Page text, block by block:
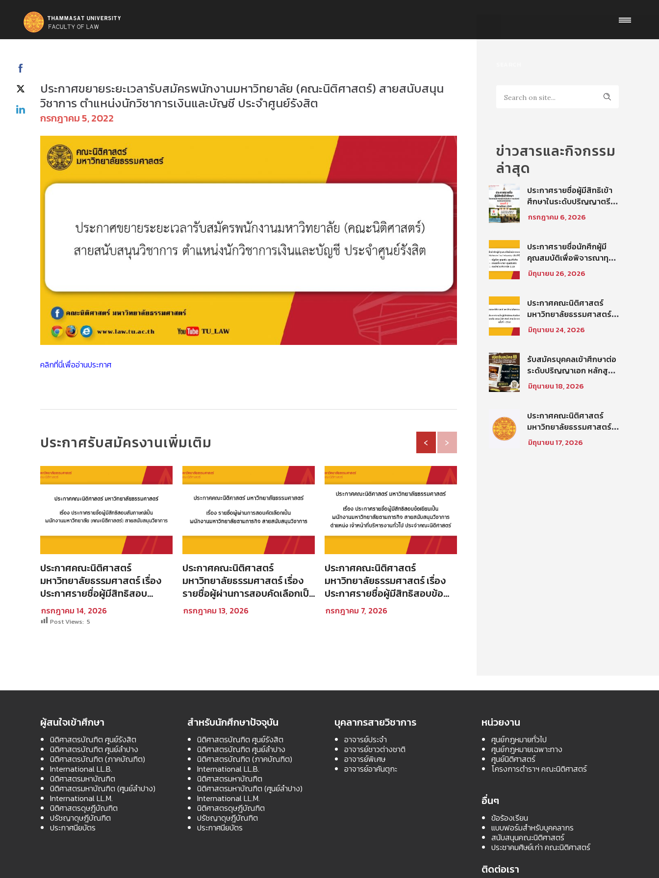
ประกาศขยายระยะเวลารับสมัครพนักงานมหาวิทยาลัย (คณะนิติศาสตร์) สายสนับสนุน
วิชาการ ตำแหน่งนักวิชาการเงินและบัญชี ประจำศูนย์รังสิต
กรกฎาคม 5, 2022
คลิกที่นี่เพื่ออ่านประกาศ
ประกาศรับสมัครงานเพิ่มเติม
ประกาศคณะนิติศาสตร์
มหาวิทยาลัยธรรมศาสตร์ เรื่อง
ประกาศรายชื่อผู้มีสิทธิสอบ
สัมภาษณ์เป็น พนักงาน
มหาวิทยาลัย (คณะนิติศาสตร์)
กรกฎาคม 14, 2026
ประกาศคณะนิติศาสตร์
มหาวิทยาลัยธรรมศาสตร์ เรื่อง
รายชื่อผู้ผ่านการสอบคัดเลือกเป็น
พนักงานมหาวิทยาลัยตามภารกิจ
สายสนับสนุนวิชาการ
กรกฎาคม 13, 2026
ประกาศคณะนิติศาสตร์
มหาวิทยาลัยธรรมศาสตร์ เรื่อง
ประกาศรายชื่อผู้มีสิทธิสอบข้อ
เขียนเป็นพนักงานมหาวิทยาลัย
ตามภารกิจ สายสนับสนุนวิชาการ
กรกฎาคม 7, 2026
‹ ›
Post Views: 5
ข่าวสารและกิจกรรม
ล่าสุด
ประกาศรายชื่อผู้มีสิทธิเข้า
ศึกษาในระดับปริญญาตรี
โครงการนิติศาสตร์ภาค
บัณฑิต ท่าพระจันทร์ คณะ
ธรรมศาสตร์ ปีการศึกษา
2569 รอบที่ 2
กรกฎาคม 6, 2026
ประกาศรายชื่อนักศึกผู้มี
คุณสมบัติเพื่อพิจารณาทุน
โครงการ Thammasat–
Baker McKenzie Tax
ศึกษา 2569
มิถุนายน 26, 2026
ประกาศคณะนิติศาสตร์
มหาวิทยาลัยธรรมศาสตร์
เรื่อง ประกาศรายชื่อผู้มี
สิทธิสอบคัดเลือกให้เป็น
นิติศาสตร์) สายวิชาการ
ประเภทนักวิจัย ครั้งที่
1/2569
มิถุนายน 24, 2026
รับสมัครบุคคลเข้าศึกษาต่อ
ระดับปริญญาเอก หลักสูตร
นิติศาสตรดุษฎีบัณฑิต คณะ
นิติศาสตร์ มหาวิทยาลัย
การศึกษา ที่ 2 ปีการศึกษา
2569
มิถุนายน 18, 2026
ประกาศคณะนิติศาสตร์
มหาวิทยาลัยธรรมศาสตร์
เรื่อง รายชื่อผู้มีสิทธิสอบคัด
เลือกเพื่อเข้าศึกษาใน
มิถุนายน 17, 2026
ผู้สนใจเข้าศึกษา
นิติศาสตรบัณฑิต ศูนย์รังสิต
นิติศาสตรบัณฑิต ศูนย์ลำปาง
นิติศาสตรบัณฑิต (ภาคบัณฑิต)
International LL.B.
นิติศาสตรมหาบัณฑิต
นิติศาสตรมหาบัณฑิต (ศูนย์ลำปาง)
International LL.M.
นิติศาสตรดุษฎีบัณฑิต
ปรัชญาดุษฎีบัณฑิต
ประกาศนียบัตร
สำหรับนักศึกษาปัจจุบัน
นิติศาสตรบัณฑิต ศูนย์รังสิต
นิติศาสตรบัณฑิต ศูนย์ลำปาง
นิติศาสตรบัณฑิต (ภาคบัณฑิต)
International LL.B.
นิติศาสตรมหาบัณฑิต
นิติศาสตรมหาบัณฑิต (ศูนย์ลำปาง)
International LL.M.
นิติศาสตรดุษฎีบัณฑิต
ปรัชญาดุษฎีบัณฑิต
ประกาศนียบัตร
บุคลากรสายวิชาการ
อาจารย์ประจำ
อาจารย์ชาวต่างชาติ
อาจารย์พิเศษ
อาจารย์อาคันตุกะ
หน่วยงาน
ศูนย์กฎหมายทั่วไป
ศูนย์กฎหมายเฉพาะทาง
ศูนย์นิติศาสตร์
โครงการตำราฯ คณะนิติศาสตร์
อื่นๆ
ข้อร้องเรียน
แบบฟอร์มสำหรับบุคคลากร
สนับสนุนคณะนิติศาสตร์
ประชาคมศิษย์เก่า คณะนิติศาสตร์
ติดต่อเรา